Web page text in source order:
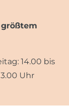
14.00 bis
Uhr